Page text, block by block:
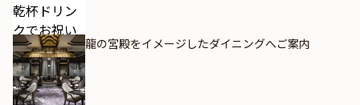
龍の宮殿をイメージしたダイニングへご案内